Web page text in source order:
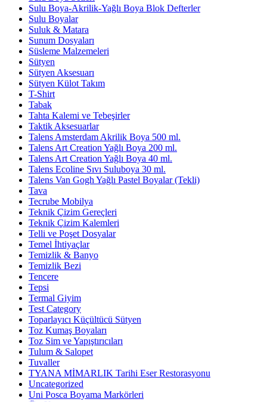
Sulu Boya-Akrilik-Yağlı Boya Blok Defterler
Sulu Boyalar
Suluk & Matara
Sunum Dosyaları
Süsleme Malzemeleri
Sütyen
Sütyen Aksesuarı
Sütyen Külot Takım
T-Shirt
Tabak
Tahta Kalemi ve Tebeşirler
Taktik Aksesuarlar
Talens Amsterdam Akrilik Boya 500 ml.
Talens Art Creation Yağlı Boya 200 ml.
Talens Art Creation Yağlı Boya 40 ml.
Talens Ecoline Sıvı Suluboya 30 ml.
Talens Van Gogh Yağlı Pastel Boyalar (Tekli)
Tava
Tecrube Mobilya
Teknik Çizim Gereçleri
Teknik Çizim Kalemleri
Telli ve Poşet Dosyalar
Temel İhtiyaçlar
Temizlik & Banyo
Temizlik Bezi
Tencere
Tepsi
Termal Giyim
Test Category
Toparlayıcı Küçültücü Sütyen
Toz Kumaş Boyaları
Toz Sim ve Yapıştırıcıları
Tulum & Salopet
Tuvaller
TYANA MİMARLIK Tarihi Eser Restorasyonu
Uncategorized
Uni Posca Boyama Markörleri